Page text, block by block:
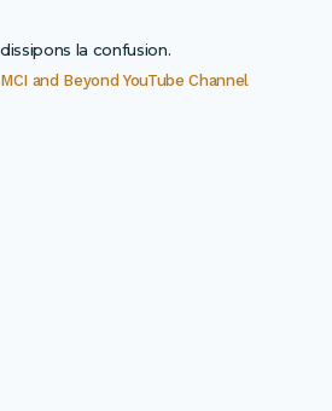
MCI and Beyond YouTube Channel